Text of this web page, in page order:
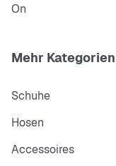
On
Mehr Kategorien
Schuhe
Hosen
Accessoires